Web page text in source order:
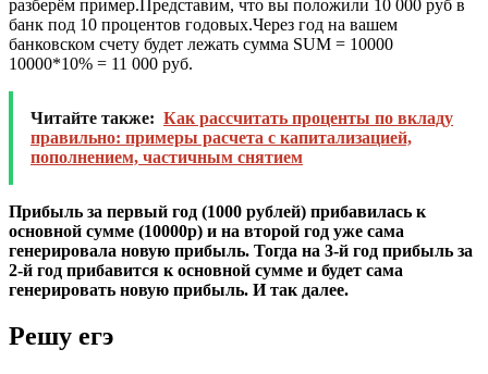
разберём пример.Представим, что вы положили 10 000 руб в
банк под 10 процентов годовых.Через год на вашем
банковском счету будет лежать сумма SUM = 10000
10000*10% = 11 000 руб.
Читайте также: Как рассчитать проценты по вкладу
правильно: примеры расчета с капитализацией,
пополнением, частичным снятием
Прибыль за первый год (1000 рублей) прибавилась к
основной сумме (10000р) и на второй год уже сама
генерировала новую прибыль. Тогда на 3-й год прибыль за
2-й год прибавится к основной сумме и будет сама
генерировать новую прибыль. И так далее.
Решу егэ